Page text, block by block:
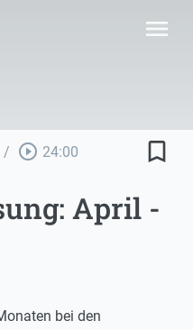
menu
/ play_circle_outline 24:00 bookmark_border
April -
bei den